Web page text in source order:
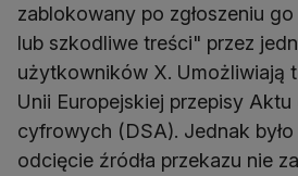
zablokowany po zgłoszeniu
lub szkodliwe treści" przez
użytkowników X. Umożliwiają
Unii Europejskiej przepisy Aktu
cyfrowych (DSA). Jednak
odcięcie źródła przekazu nie